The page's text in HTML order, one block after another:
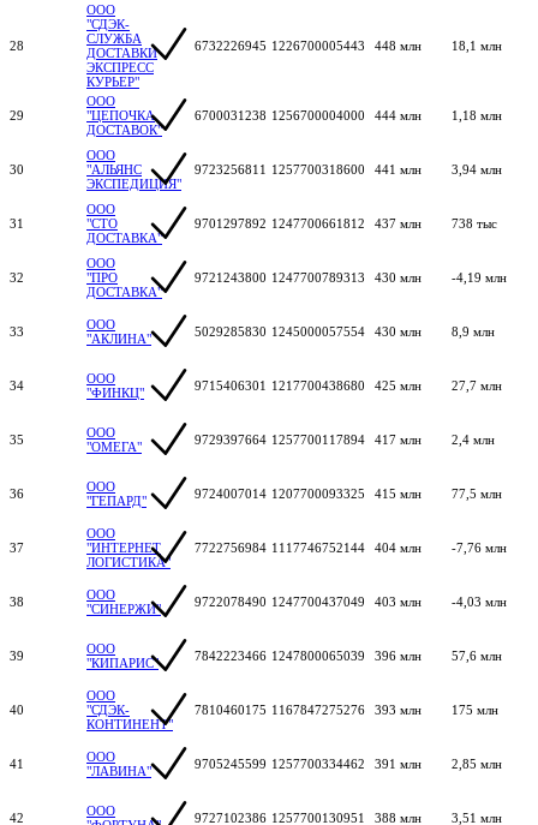
28
ООО
"СДЭК-
СЛУЖБА
ДОСТАВКИ
ЭКСПРЕСС
КУРЬЕР"
6732226945 1226700005443 448 млн 18,1 млн
29
ООО
"ЦЕПОЧКА
ДОСТАВОК"
6700031238 1256700004000 444 млн 1,18 млн
30
ООО
"АЛЬЯНС
ЭКСПЕДИЦИЯ"
9723256811 1257700318600 441 млн 3,94 млн
31
ООО
"СТО
ДОСТАВКА"
9701297892 1247700661812 437 млн 738 тыс
32
ООО
"ПРО
ДОСТАВКА"
9721243800 1247700789313 430 млн -4,19 млн
33
ООО
"АКЛИНА"
5029285830 1245000057554 430 млн 8,9 млн
34
ООО
"ФИНКЦ"
9715406301 1217700438680 425 млн 27,7 млн
35
ООО
"ОМЕГА"
9729397664 1257700117894 417 млн 2,4 млн
36
ООО
"ГЕПАРД"
9724007014 1207700093325 415 млн 77,5 млн
37
ООО
"ИНТЕРНЕТ
ЛОГИСТИКА"
7722756984 1117746752144 404 млн -7,76 млн
38
ООО
"СИНЕРЖИ"
9722078490 1247700437049 403 млн -4,03 млн
39
ООО
"КИПАРИС"
7842223466 1247800065039 396 млн 57,6 млн
40
ООО
"СДЭК-
КОНТИНЕНТ"
7810460175 1167847275276 393 млн 175 млн
41
ООО
"ЛАВИНА"
9705245599 1257700334462 391 млн 2,85 млн
42
ООО
9727102386 1257700130951 388 млн 3,51 млн